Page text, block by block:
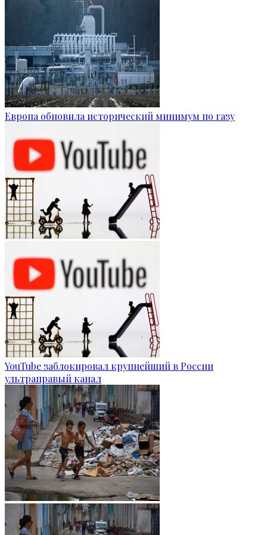
Европа обновила исторический минимум по газу
YouTube заблокировал крупнейший в России
ультраправый канал